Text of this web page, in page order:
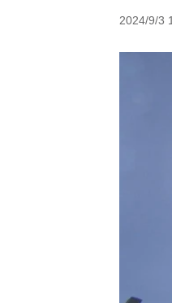
2024/9/3